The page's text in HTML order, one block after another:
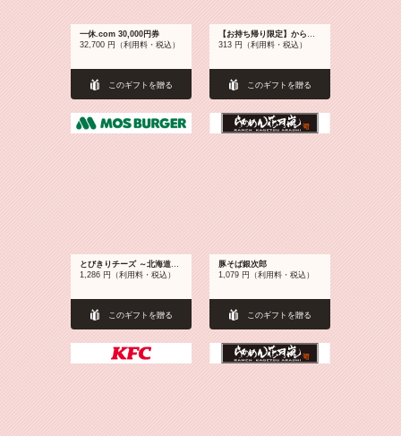
一休.com 30,000円券
32,700 円（利用料・税込）
このギフトを贈る
【お持ち帰り限定】からあげクン4種（税込288円）いずれか1個
313 円（利用料・税込）
このギフトを贈る
とびきりチーズ ～北海道チーズ～ レギュラーセット（とびきりチーズ＋ポテトＭ or オニポテ＋ドリンクＭサイズ）
1,286 円（利用料・税込）
このギフトを贈る
豚そば銀次郎
1,079 円（利用料・税込）
このギフトを贈る